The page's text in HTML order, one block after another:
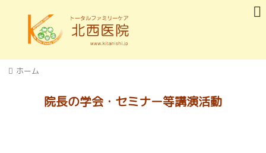
ホーム
院長の学会・セミナー等講演活動